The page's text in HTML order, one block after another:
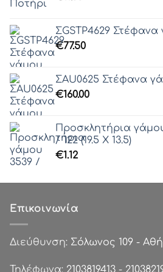
ΣGSTP4629 Στέφανα
€77.50
ΣAU0625 Στέφανα
€160.00
Προσκλητήρια
/ 122 (19.5 Χ 13.5)
€1.12
Επικοινωνία
Διεύθυνση: Σόλωνος 109 -